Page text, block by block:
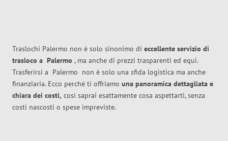
Traslochi Palermo non è solo sinonimo di eccellente servizio di
trasloco a Palermo , ma anche di prezzi trasparenti ed equi.
Trasferirsi a Palermo non è solo una sfida logistica ma anche
finanziaria. Ecco perché ti offriamo una panoramica dettagliata e
chiara dei costi, così saprai esattamente cosa aspettarti, senza
costi nascosti o spese impreviste.